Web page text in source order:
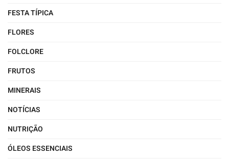
FESTA TÍPICA
FLORES
FOLCLORE
FRUTOS
MINERAIS
NOTÍCIAS
NUTRIÇÃO
ÓLEOS ESSENCIAIS